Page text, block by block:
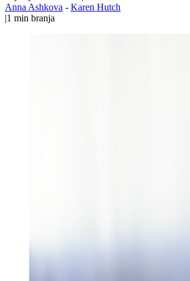
Anna Ashkova - Karen Hutch
|1 min branja